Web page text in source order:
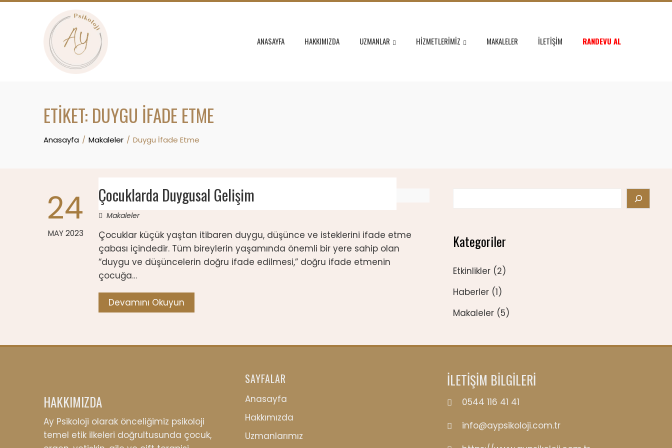
Skip
ANASAYFA HAKKIMIZDA UZMANLAR HIZMETLERIMIZ MAKALELER İLETIŞIM RANDEVU AL
ETIKET: DUYGU İFADE ETME
Anasayfa Makaleler Duygu İfade Etme
24
MAY 2023
Çocuklarda Duygusal Gelişim
Makaleler
Çocuklar küçük yaştan itibaren duygu, düşünce ve isteklerini ifade etme
çabası içindedir. Tüm bireylerin yaşamında önemli bir yere sahip olan
“duygu ve düşüncelerin doğru ifade edilmesi,” doğru ifade etmenin
çocuğa…
Devamını Okuyun
Kategoriler
Etkinlikler (2)
Haberler (1)
Makaleler (5)
HAKKIMIZDA
Ay Psikoloji olarak önceliğimiz psikoloji
temel etik ilkeleri doğrultusunda çocuk,
SAYFALAR
Anasayfa
Hakkımızda
Uzmanlarımız
İLETİŞİM BİLGİLERİ
0544 116 41 41
info@aypsikoloji.com.tr